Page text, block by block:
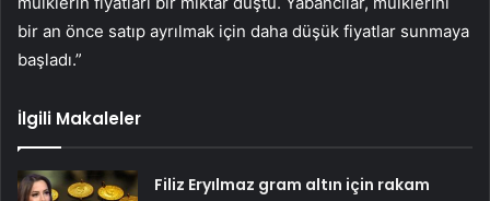
bir an önce satıp ayrılmak için daha düşük fiyatlar sunmaya
başladı.”
İlgili Makaleler
Filiz Eryılmaz gram altın için rakam